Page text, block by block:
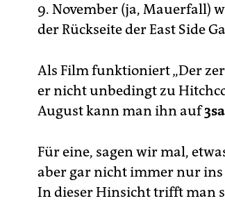
9. November (ja, Mauerfall)
der Rückseite der East Side
Als Film funktioniert „Der
er nicht unbedingt zu
August kann man ihn auf
Für eine, sagen wir mal,
aber gar nicht immer nur ins
In dieser Hinsicht trifft man